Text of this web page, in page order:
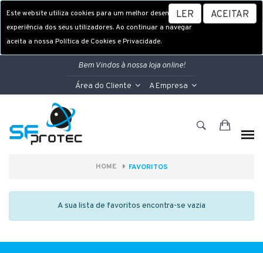
Este website utiliza cookies para um melhor desempenho e
experiência dos seus utilizadores. Ao continuar a navegar
aceita a nossa Política de Cookies e Privacidade.
LER ACEITAR
Bem Vindos à nossa loja online!
Área do Cliente A Empresa
HOME FAVORITOS
A sua lista de favoritos encontra-se vazia